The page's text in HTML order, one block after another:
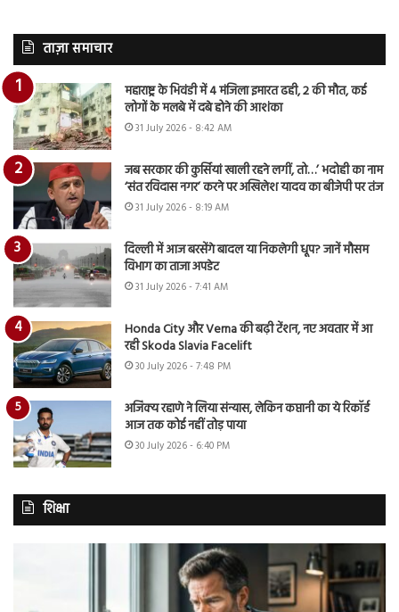
ताज़ा समाचार
महाराष्ट्र के भिवंडी में 4 मंजिला इमारत ढही, 2 की मौत, कई
लोगों के मलबे में दबे होने की आशंका
31 July 2026 - 8:42 AM
जब सरकार की कुर्सियां खाली रहने लगीं, तो…’ भदोही का नाम
‘संत रविदास नगर’ करने पर अखिलेश यादव का बीजेपी पर तंज
31 July 2026 - 8:19 AM
दिल्ली में आज बरसेंगे बादल या निकलेगी धूप? जानें मौसम
विभाग का ताजा अपडेट
31 July 2026 - 7:41 AM
Honda City और Verna की बढ़ी टेंशन, नए अवतार में आ
रही Skoda Slavia Facelift
30 July 2026 - 7:48 PM
अजिंक्य रहाणे ने लिया संन्यास, लेकिन कप्तानी का ये रिकॉर्ड
आज तक कोई नहीं तोड़ पाया
30 July 2026 - 6:40 PM
शिक्षा